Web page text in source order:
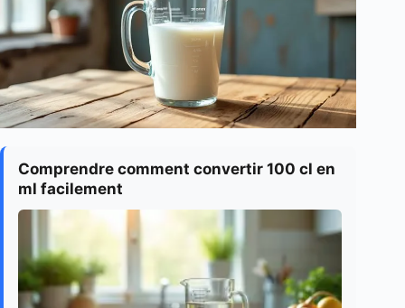
Comprendre comment convertir 100 cl en
ml facilement